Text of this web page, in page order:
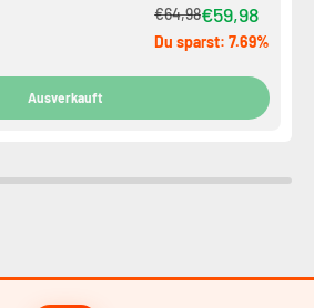
€64,98€59,98
Du sparst: 7.69%
Ausverkauft